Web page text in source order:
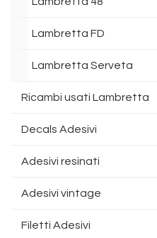
Lambretta FD
Lambretta Serveta
Ricambi usati Lambretta
Decals Adesivi
Adesivi resinati
Adesivi vintage
Filetti Adesivi